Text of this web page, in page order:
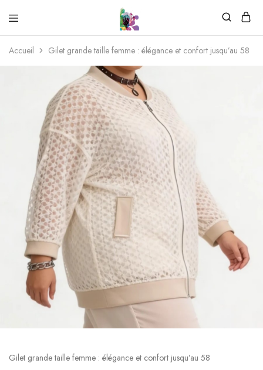
Accueil Gilet grande taille femme : élégance et confort jusqu’au 58
Gilet grande taille femme : élégance et confort jusqu’au 58